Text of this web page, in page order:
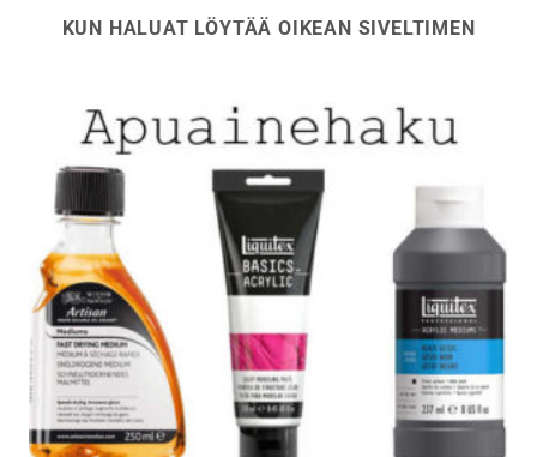
KUN HALUAT LÖYTÄÄ OIKEAN SIVELTIMEN